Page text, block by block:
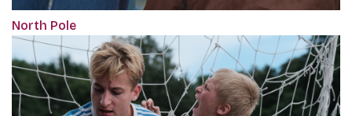
North Pole